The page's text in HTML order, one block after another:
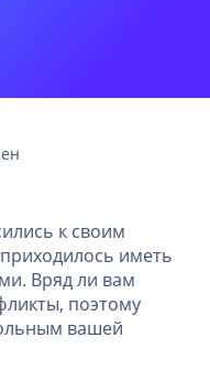
к своим
иметь
Вряд ли вам
поэтому
вашей